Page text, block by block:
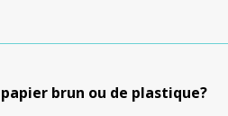
brun ou de plastique?